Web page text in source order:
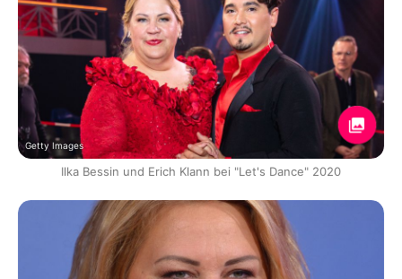
Getty Images
Ilka Bessin und Erich Klann bei "Let's Dance" 2020